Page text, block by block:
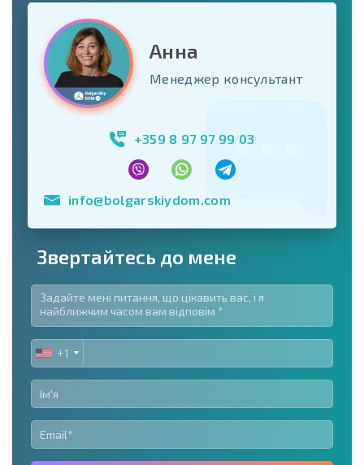
Анна
Менеджер консультант
+359 8 97 97 99 03
info@bolgarskiydom.com
Звертайтесь до мене
UNITED
STATES
+1
+1